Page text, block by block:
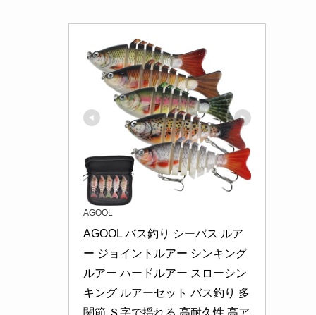
AGOOL
AGOOL バス釣り シーバス ルア
ー ジョイントルアー シンキング
ルアー ハードルアー スローシン
キング ルアーセット バス釣り 多